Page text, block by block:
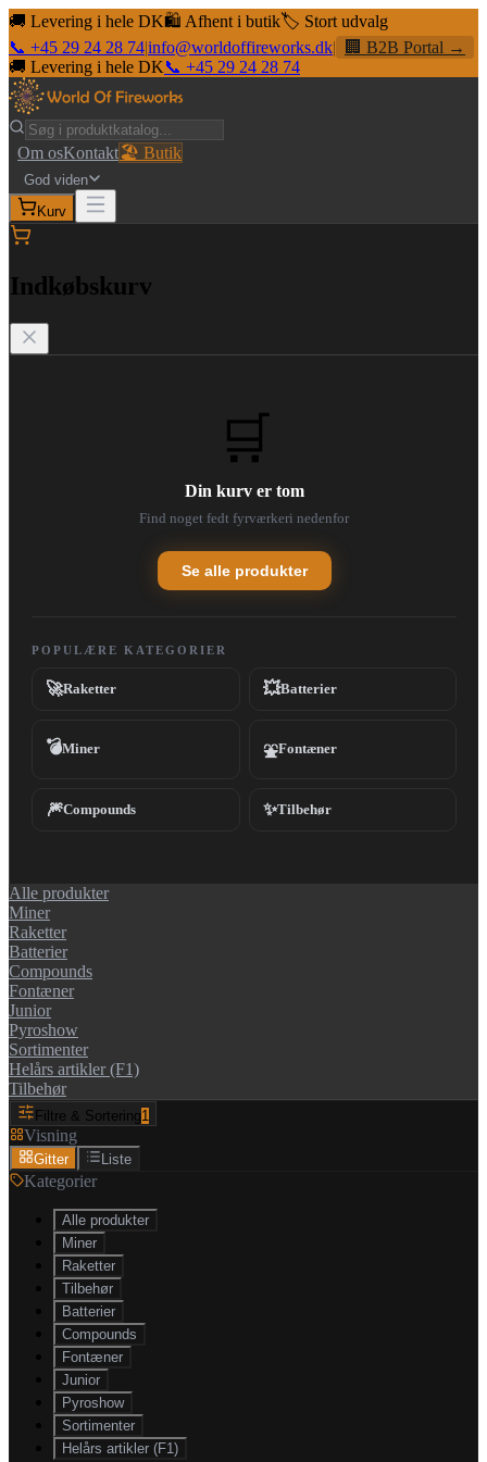
🚚 Levering i hele DK🛍️ Afhent i butik🏷️ Stort udvalg
📞 +45 29 24 28 74|info@worldoffireworks.dk|
🏢 B2B Portal →
🚚 Levering i hele DK📞 +45 29 24 28 74
Om osKontakt🏖️ Butik
God viden
Kurv
Indkøbskurv
🛒
Din kurv er tom
Find noget fedt fyrværkeri nedenfor
Se alle produkter
POPULÆRE KATEGORIER
🚀Raketter 💥Batterier
💣Miner ⛲Fontæner
🎆Compounds ✨Tilbehør
Alle produkter
Miner
Raketter
Batterier
Compounds
Fontæner
Junior
Pyroshow
Sortimenter
Helårs artikler (F1)
Tilbehør
Filtre & Sortering1
Visning
Gitter Liste
Kategorier
Alle produkter
Miner
Raketter
Tilbehør
Batterier
Compounds
Fontæner
Junior
Pyroshow
Sortimenter
Helårs artikler (F1)